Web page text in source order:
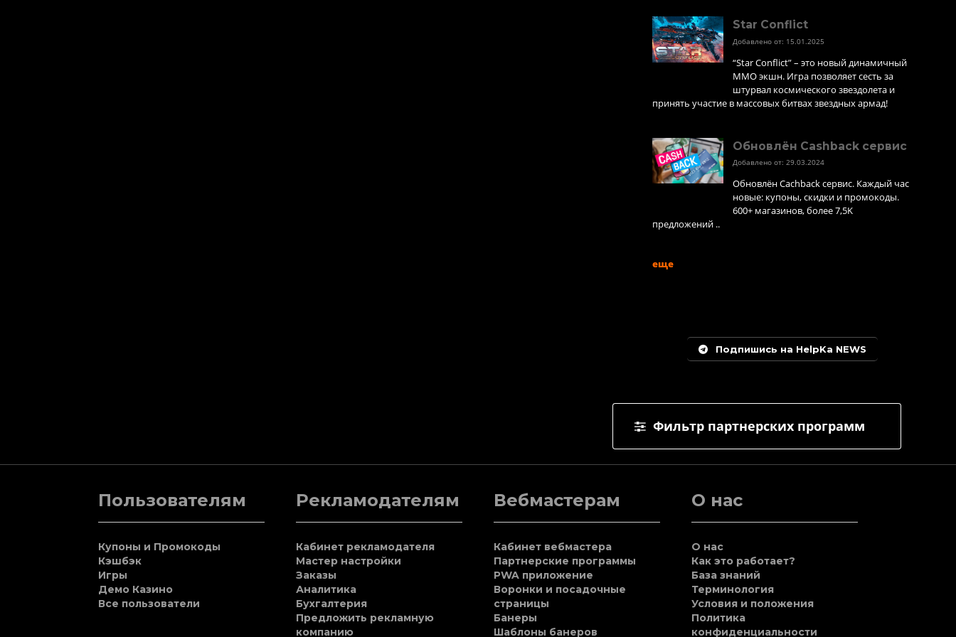
Star Conflict
Добавлено от: 15.01.2025
“Star Conflict” – это новый динамичный
MMO экшн. Игра позволяет сесть за
штурвал космического звездолета и
принять участие в массовых битвах звездных армад!
Обновлён Cashback сервис
Добавлено от: 29.03.2024
Обновлён Cachback сервис. Каждый час
новые: купоны, скидки и промокоды.
600+ магазинов, более 7,5K
предложений ..
еще
Подпишись на HelpKa NEWS
Фильтр партнерских программ
Пользователям
Купоны и Промокоды
Кэшбэк
Игры
Демо Казино
Все пользователи
Рекламодателям
Кабинет рекламодателя
Мастер настройки
Заказы
Аналитика
Бухгалтерия
Предложить рекламную
компанию
Вебмастерам
Кабинет вебмастера
Партнерские программы
PWA приложение
Воронки и посадочные
страницы
Банеры
Шаблоны банеров
О нас
О нас
Как это работает?
База знаний
Терминология
Условия и положения
Политика
конфиденциальности